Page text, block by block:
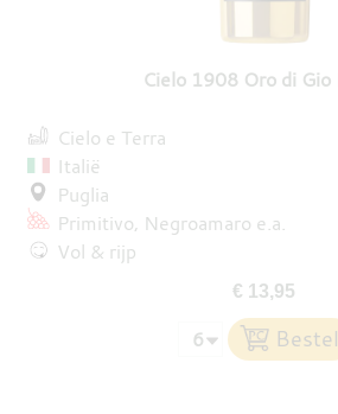
PROEFDOZEN
MEER
Cielo 1908 Oro di Gio
Cielo e Terra
Italië
Puglia
Primitivo Negroamaro e.a.
Vol & rijp
€ 13,95